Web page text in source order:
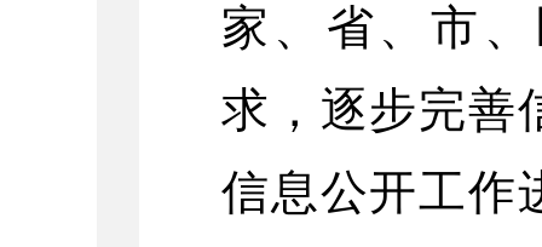
家、省、市
求，逐步完善
信息公开工作